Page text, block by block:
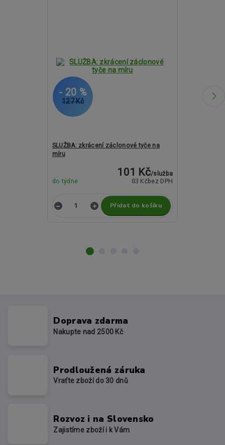
127 Kč
- 20 %
SLUŽBA: zkrácení záclonové tyče na
míru
101 Kč/služba
83 Kč bez DPH
do týdne
Přidat do košíku
1 808 Kč
- 27 %
Doprava zdarma
Nakupte nad 2500 Kč
Prodloužená záruka
Vraťte zboží do 30 dnů
Rozvoz i na Slovensko
Zajistíme zboží i k Vám